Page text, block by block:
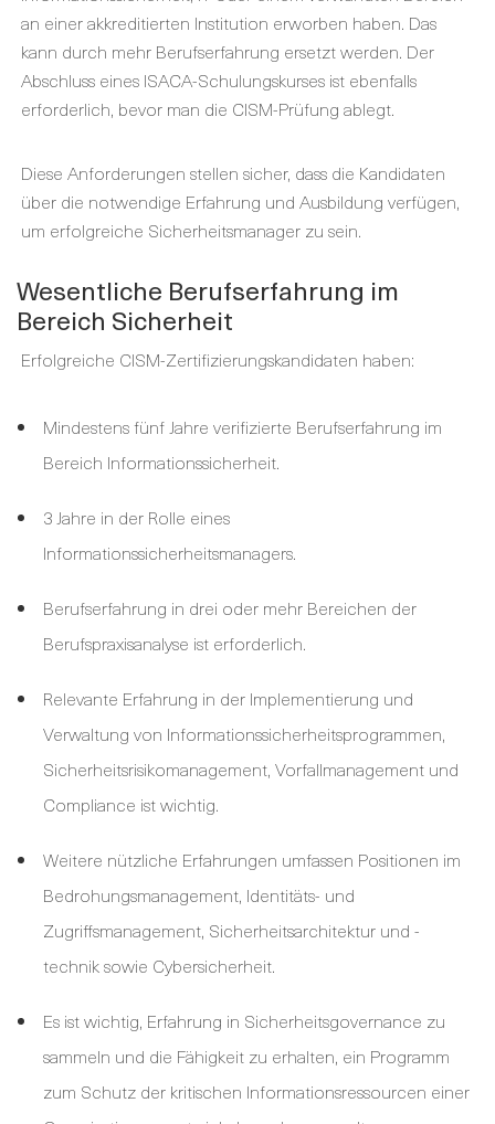
an einer akkreditierten Institution erworben haben. Das
kann durch mehr Berufserfahrung ersetzt werden. Der
Abschluss eines ISACA-Schulungskurses ist ebenfalls
erforderlich, bevor man die CISM-Prüfung ablegt.
Diese Anforderungen stellen sicher, dass die Kandidaten
über die notwendige Erfahrung und Ausbildung verfügen,
um erfolgreiche Sicherheitsmanager zu sein.
Wesentliche Berufserfahrung im
Bereich Sicherheit
Erfolgreiche CISM-Zertifizierungskandidaten haben:
Mindestens fünf Jahre verifizierte Berufserfahrung im
Bereich Informationssicherheit.
3 Jahre in der Rolle eines
Informationssicherheitsmanagers.
Berufserfahrung in drei oder mehr Bereichen der
Berufspraxisanalyse ist erforderlich.
Relevante Erfahrung in der Implementierung und
Verwaltung von Informationssicherheitsprogrammen,
Sicherheitsrisikomanagement, Vorfallmanagement und
Compliance ist wichtig.
Weitere nützliche Erfahrungen umfassen Positionen im
Bedrohungsmanagement, Identitäts- und
Zugriffsmanagement, Sicherheitsarchitektur und -
technik sowie Cybersicherheit.
Es ist wichtig, Erfahrung in Sicherheitsgovernance zu
sammeln und die Fähigkeit zu erhalten, ein Programm
zum Schutz der kritischen Informationsressourcen einer